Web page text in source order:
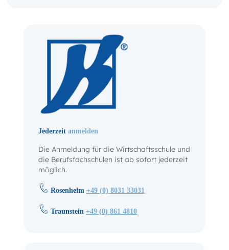
Jederzeit anmelden
Die Anmeldung für die Wirtschaftsschule und
die Berufsfachschulen ist ab sofort jederzeit
möglich.
Rosenheim +49 (0) 8031 33031
Traunstein +49 (0) 861 4810